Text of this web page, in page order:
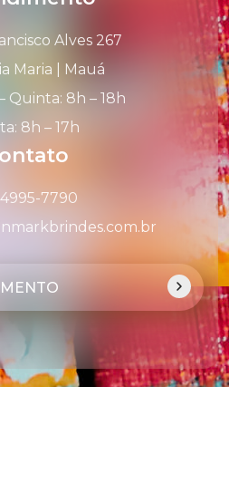
Alves 267
Maria | Mauá
Quinta: 8h – 18h
8h – 17h
4995-7790